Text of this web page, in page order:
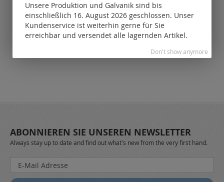
Preise nur für
registrierte
Kunden
sichtbar.
ABONNIEREN SIE UNSEREN NEWSLETTER
Always stay up to date and find out what's new from the very first hand.
Melden
Sie
Unsere Produktion und Galvanik sind bis
einschließlich 16. August 2026 geschlossen. Unser
Kundenservice ist weiterhin gerne für Sie
erreichbar und versendet alle lagernden Artikel.
Don't show anymore